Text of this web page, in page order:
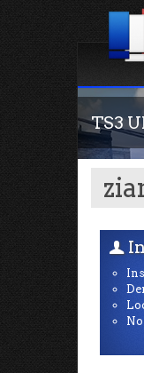
TS3
Envie de
U